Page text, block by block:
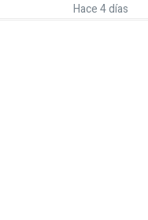
Hace 4 días